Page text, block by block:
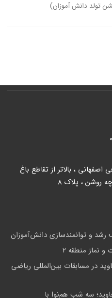
تولد دانش آموزان)
اصفهانی ، بالاتر از تقاطع باغ
روشن ، پلاک 8
رشد و توانمندسازی دانش‌آموزان
نماز منطقه ۲
در مسابقات بین‌المللی ریاضی
سه شب هم‌نوا با